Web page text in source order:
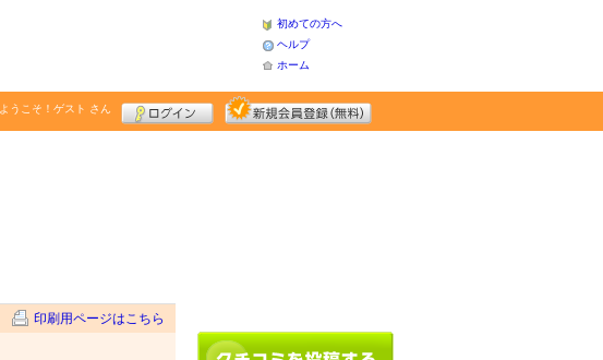
初めての方へ
ヘルプ
ホーム
ようこそ！ ゲスト さん
印刷用ページはこちら